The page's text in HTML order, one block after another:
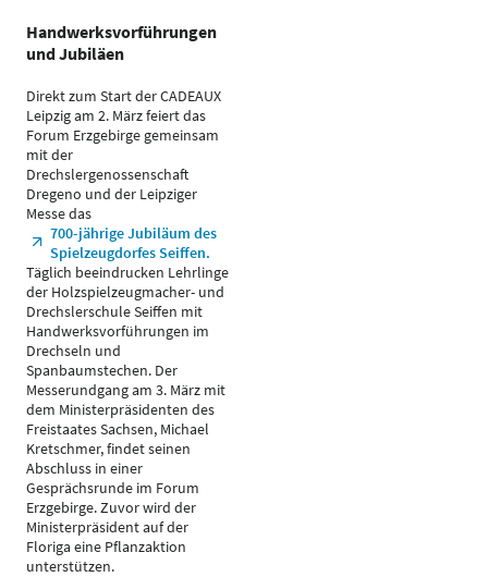
Handwerksvorführungen
und Jubiläen
Direkt zum Start der CADEAUX
Leipzig am 2. März feiert das
Forum Erzgebirge gemeinsam
mit der
Drechslergenossenschaft
Dregeno und der Leipziger
Messe das
700-jährige Jubiläum des
Spielzeugdorfes Seiffen.
Täglich beeindrucken Lehrlinge
der Holzspielzeugmacher- und
Drechslerschule Seiffen mit
Handwerksvorführungen im
Drechseln und
Spanbaumstechen. Der
Messerundgang am 3. März mit
dem Ministerpräsidenten des
Freistaates Sachsen, Michael
Kretschmer, findet seinen
Abschluss in einer
Gesprächsrunde im Forum
Erzgebirge. Zuvor wird der
Ministerpräsident auf der
Floriga eine Pflanzaktion
unterstützen.